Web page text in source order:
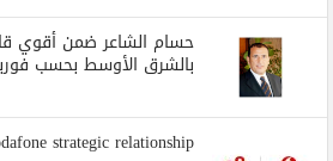
حسام الشاعر ضمن أقوي
بالشرق الأوسط بحسب
strategic relationship